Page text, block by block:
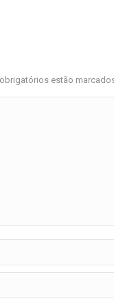
estão